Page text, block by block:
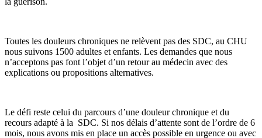
Toutes les douleurs chroniques ne relèvent pas des SDC, au CHU
nous suivons 1500 adultes et enfants. Les demandes que nous
n’acceptons pas font l’objet d’un retour au médecin avec des
explications ou propositions alternatives.
Le défi reste celui du parcours d’une douleur chronique et du
recours adapté à la SDC. Si nos délais d’attente sont de l’ordre de 6
mois, nous avons mis en place un accès possible en urgence ou avec